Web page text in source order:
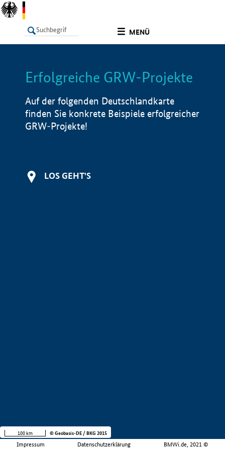
MENÜ
LISTE Info
Erfolgreiche GRW-Projekte
Auf der folgenden Deutschlandkarte
finden Sie konkrete Beispiele erfolgreicher
GRW-Projekte!
LOS GEHT'S
Impressum Datenschutzerklärung BMWi.de, 2021 ©
100 km © Geobasis-DE / BKG 2015